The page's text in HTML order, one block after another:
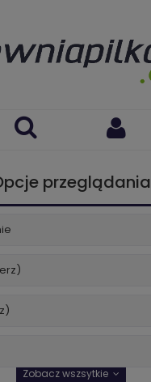
przeglądania
Zobacz wszsytkie